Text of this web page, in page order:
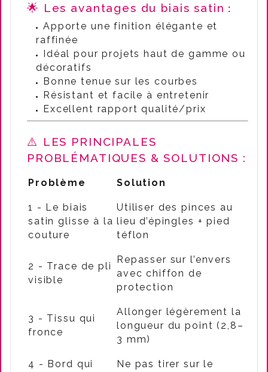
🌟 Les avantages du biais satin :
Apporte une finition élégante et
raffinée
Idéal pour projets haut de gamme ou
décoratifs
Bonne tenue sur les courbes
Résistant et facile à entretenir
Excellent rapport qualité/prix
⚠️ LES PRINCIPALES
PROBLÉMATIQUES & SOLUTIONS :
Problème Solution
1 - Le biais
satin glisse à la
couture
Utiliser des pinces au
lieu d’épingles + pied
téflon
2 - Trace de pli
visible
Repasser sur l’envers
avec chiffon de
protection
3 - Tissu qui
fronce
Allonger légèrement la
longueur du point (2,8–
3 mm)
4 - Bord qui
Ne pas tirer sur le